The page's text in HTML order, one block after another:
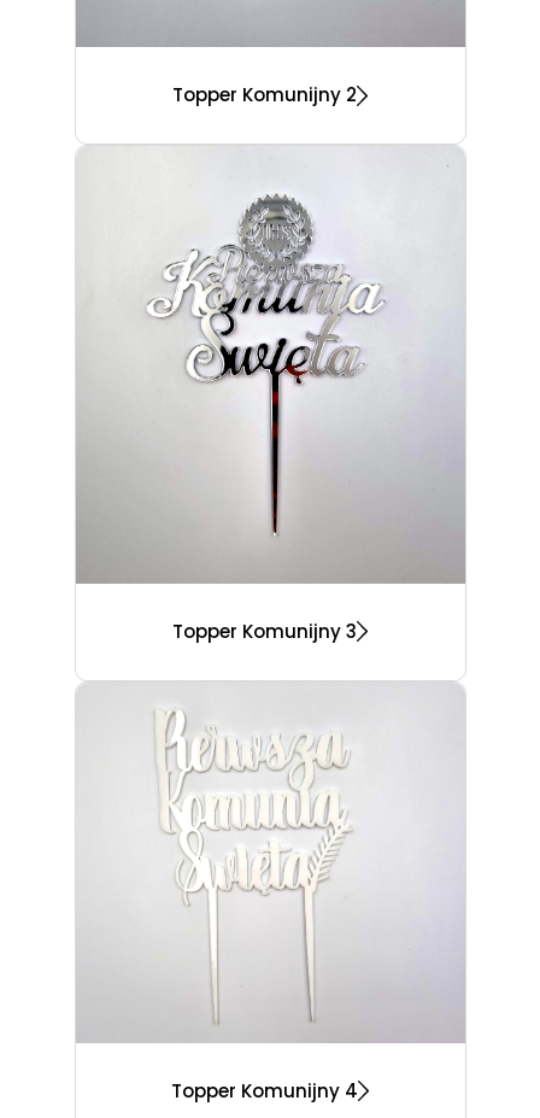
Topper Komunijny 2
Topper Komunijny 3
Topper Komunijny 4